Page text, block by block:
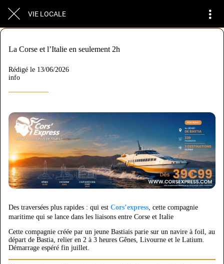
VIE LOCALE
La Corse et l’Italie en seulement 2h
Rédigé le 13/06/2026
info
Des traversées plus rapides : qui est Cors’express , cette compagnie
maritime qui se lance dans les liaisons entre Corse et Italie
Cette compagnie créée par un jeune Bastiais parie sur un navire à foil, au
départ de Bastia, relier en 2 à 3 heures Gênes, Livourne et le Latium.
Démarrage espéré fin juillet.